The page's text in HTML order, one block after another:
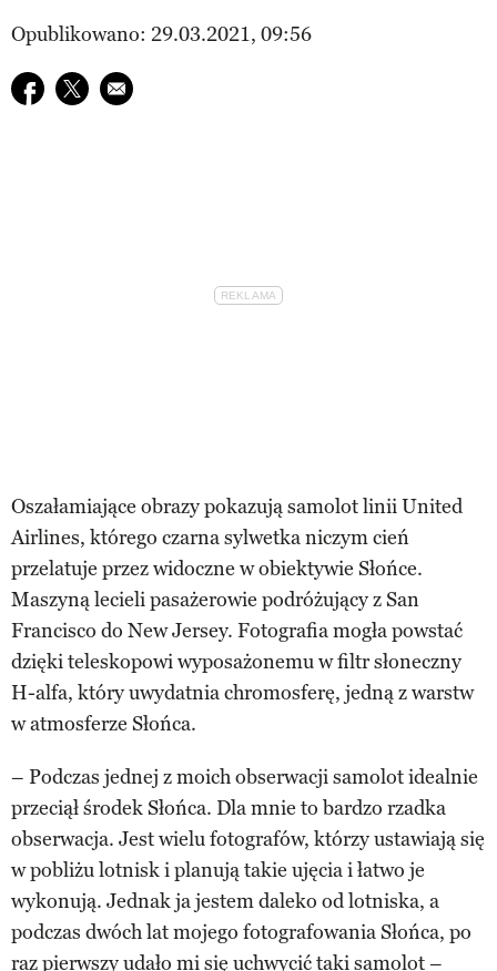
Opublikowano: 29.03.2021, 09:56
Udostępnij na facebook
Udostępnij na twitter
E-mail do przyjaciela
Oszałamiające obrazy pokazują samolot linii United
Airlines, którego czarna sylwetka niczym cień
przelatuje przez widoczne w obiektywie Słońce.
Maszyną lecieli pasażerowie podróżujący z San
Francisco do New Jersey. Fotografia mogła powstać
dzięki teleskopowi wyposażonemu w filtr słoneczny
H-alfa, który uwydatnia chromosferę, jedną z warstw
w atmosferze Słońca.
– Podczas jednej z moich obserwacji samolot idealnie
przeciął środek Słońca. Dla mnie to bardzo rzadka
obserwacja. Jest wielu fotografów, którzy ustawiają się
w pobliżu lotnisk i planują takie ujęcia i łatwo je
wykonują. Jednak ja jestem daleko od lotniska, a
podczas dwóch lat mojego fotografowania Słońca, po
raz pierwszy udało mi się uchwycić taki samolot –